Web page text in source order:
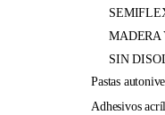
MADERA
SIN
pastas
adhesivos